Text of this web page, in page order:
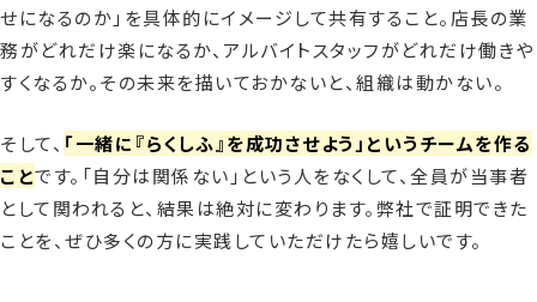
せになるのか」を具体的にイメージして共有すること。店長の業
務がどれだけ楽になるか、アルバイトスタッフがどれだけ働きや
すくなるか。その未来を描いておかないと、組織は動かない。
そして、 「一緒に『らくしふ』を成功させよう」というチームを作る
ことです。「自分は関係ない」という人をなくして、全員が当事者
として関われると、結果は絶対に変わります。弊社で証明できた
ことを、ぜひ多くの方に実践していただけたら嬉しいです。